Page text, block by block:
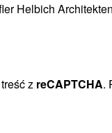
Helbich
z reCAPTCHA.